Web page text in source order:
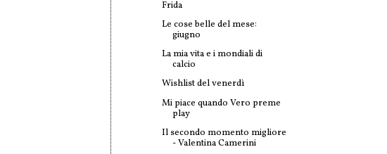
Frida
Le cose belle del mese:
giugno
La mia vita e i mondiali di
calcio
Wishlist del venerdì
Mi piace quando Vero preme
play
Il secondo momento migliore
- Valentina Camerini